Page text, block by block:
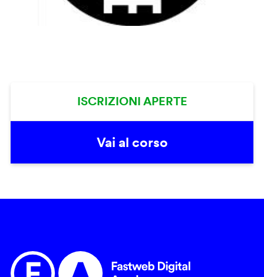
ISCRIZIONI APERTE
Vai al corso